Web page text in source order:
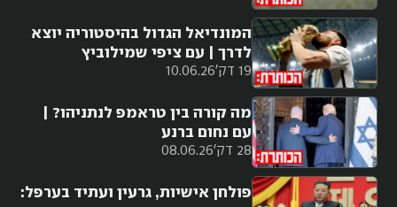
19 דק' 10.06.26
המונדיאל הגדול בהיסטוריה יוצא
לדרך | עם ציפי שמילוביץ
28 דק' 08.06.26
מה קורה בין טראמפ לנתניהו? |
עם נחום ברנע
פולחן אישיות, גרעין ועתיד בערפל: